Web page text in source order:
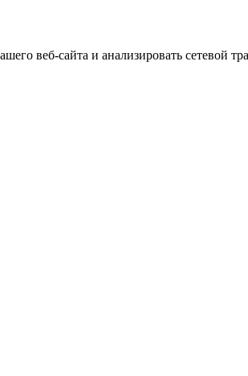
веб-сайта и анализировать сетевой